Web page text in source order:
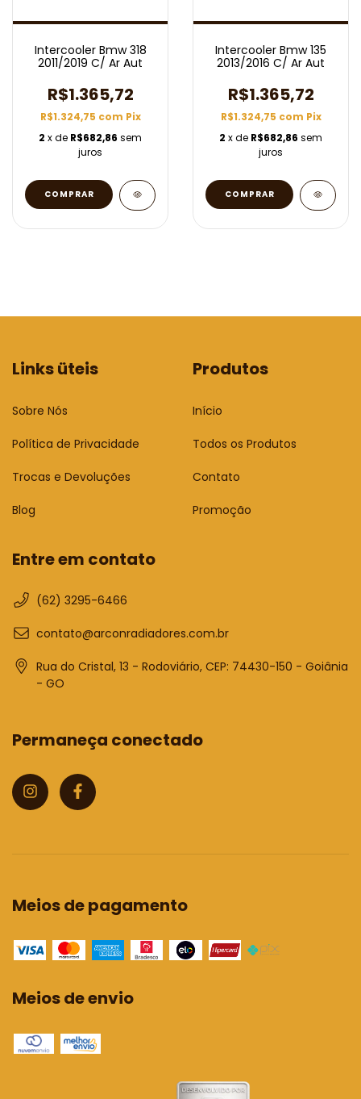
Intercooler Bmw 318
2011/2019 C/ Ar Aut
R$1.365,72
R$1.324,75 com Pix
2 x de R$682,86 sem
juros
Intercooler Bmw 135
2013/2016 C/ Ar Aut
R$1.365,72
R$1.324,75 com Pix
2 x de R$682,86 sem
juros
Links üteis
Sobre Nós
Política de Privacidade
Trocas e Devoluções
Blog
Produtos
Início
Todos os Produtos
Contato
Promoção
Entre em contato
(62) 3295-6466
contato@arconradiadores.com.br
Rua do Cristal, 13 - Rodoviário, CEP: 74430-150 - Goiânia
- GO
Permaneça conectado
Meios de pagamento
Meios de envio